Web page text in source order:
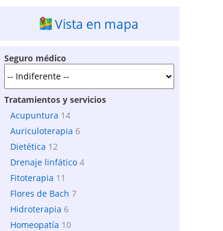
Vista en mapa
Seguro médico
Tratamientos y servicios
Acupuntura 14
Auriculoterapia 6
Dietética 12
Drenaje linfático 4
Fitoterapia 11
Flores de Bach 7
Hidroterapia 6
Homeopatía 10